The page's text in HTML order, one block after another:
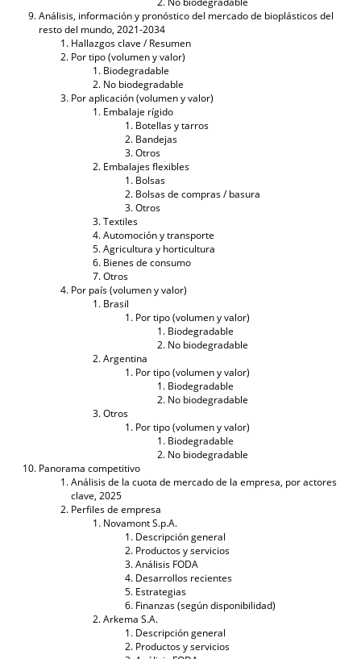
Análisis, información y pronóstico del mercado de bioplásticos del
resto del mundo, 2021-2034
Hallazgos clave / Resumen
Por tipo (volumen y valor)
Biodegradable
No biodegradable
Por aplicación (volumen y valor)
Embalaje rígido
Botellas y tarros
Bandejas
Otros
Embalajes flexibles
Bolsas
Bolsas de compras / basura
Otros
Textiles
Automoción y transporte
Agricultura y horticultura
Bienes de consumo
Otros
Por país (volumen y valor)
Brasil
Por tipo (volumen y valor)
Biodegradable
No biodegradable
Argentina
Por tipo (volumen y valor)
Biodegradable
No biodegradable
Otros
Por tipo (volumen y valor)
Biodegradable
No biodegradable
Panorama competitivo
Análisis de la cuota de mercado de la empresa, por actores
clave, 2025
Perfiles de empresa
Novamont S.p.A.
Descripción general
Productos y servicios
Análisis FODA
Desarrollos recientes
Estrategias
Finanzas (según disponibilidad)
Arkema S.A.
Descripción general
Productos y servicios